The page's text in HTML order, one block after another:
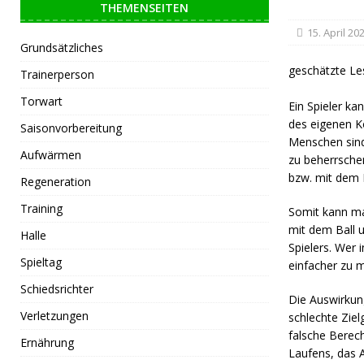
15. April
geschätzte
Ein Spieler
des eigenen
Menschen
zu
bzw. mit dem
Somit kann
mit dem Ball
Spielers. Wer
einfacher zu
Die
schlechte
falsche
Laufens, das
THEMENSEITEN
Grundsätzliches
Trainerperson
Torwart
Saisonvorbereitung
Aufwärmen
Regeneration
Training
Halle
Spieltag
Schiedsrichter
Verletzungen
Ernährung